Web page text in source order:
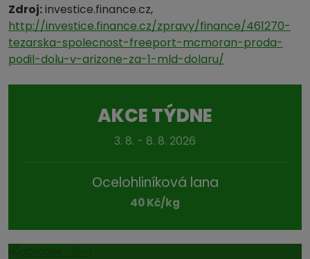
Zdroj:investice.finance.cz,
http://investice.finance.cz/zpravy/finance/461270-
tezarska-spolecnost-freeport-mcmoran-proda-
podil-dolu-v-arizone-za-1-mld-dolaru/
AKCE TÝDNE
3. 8. - 8. 8. 2026
Ocelohliníková lana
40 Kč/kg